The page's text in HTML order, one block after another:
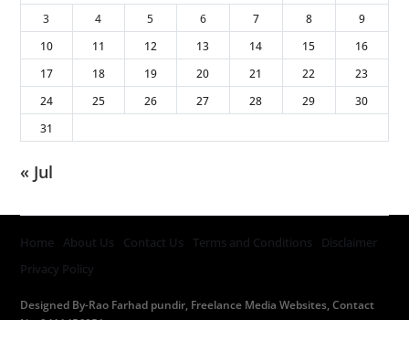
3
4 5 6 7 8
9
10
11 12 13 14 15
16
17
18 19 20 21 22
23
24
25 26 27 28 29
30
31
« Jul
Designed By-Rao Farhad pundir, Freelance Media Websites, Contact
No. 9411456051
Home About Us Contact Us Terms and Conditions
Disclaimer
Privacy Policy